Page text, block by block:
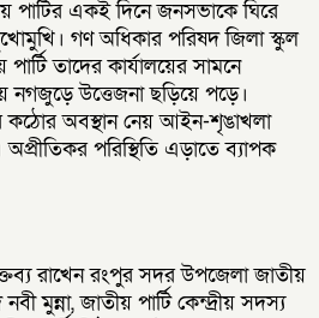
একই দিনে জনসভাকে ঘিরে
গণ অধিকার পরিষদ জিলা স্কুল
তাদের কার্যালয়ের সামনে
উত্তেজনা ছড়িয়ে পড়ে।
কঠোর অবস্থান নেয় আইন-শৃঙাখলা
পরিস্থিতি এড়াতে ব্যাপক
রাখেন রংপুর সদর উপজেলা জাতীয়
মুন্না, জাতীয় পার্টি কেন্দ্রীয় সদস্য